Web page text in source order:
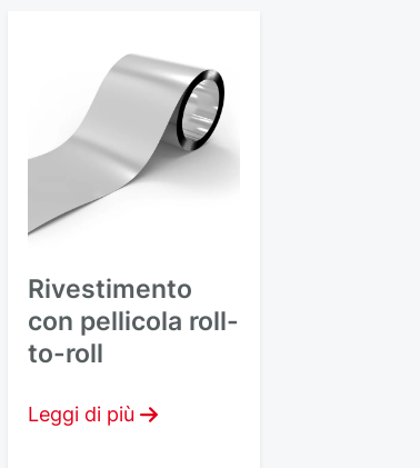
Rivestimento
con pellicola roll-
to-roll
Leggi di più